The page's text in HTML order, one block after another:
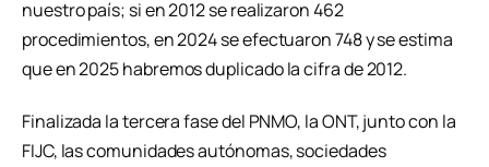
nuestro país; si en 2012 se realizaron 462
procedimientos, en 2024 se efectuaron 748 y se estima
que en 2025 habremos duplicado la cifra de 2012.
Finalizada la tercera fase del PNMO, la ONT, junto con la
FIJC, las comunidades autónomas, sociedades